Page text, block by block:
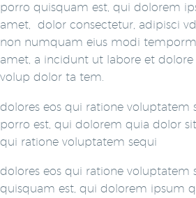
porro quisquam est, qui dolorem
amet, dolor consectetur, adipisci
non numquam eius modi
amet, a incidunt ut labore et
volup dolor ta tem.
dolores eos qui ratione voluptatem
porro est, qui dolorem quia dolor
qui ratione voluptatem sequi
dolores eos qui ratione voluptatem
quisquam est, qui dolorem ipsum